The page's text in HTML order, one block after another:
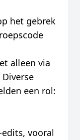
het gebrek
alleen via
een rol:
vooral